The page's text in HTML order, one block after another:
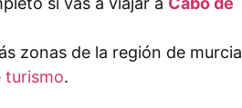
zonas de la región de murcia
turismo.